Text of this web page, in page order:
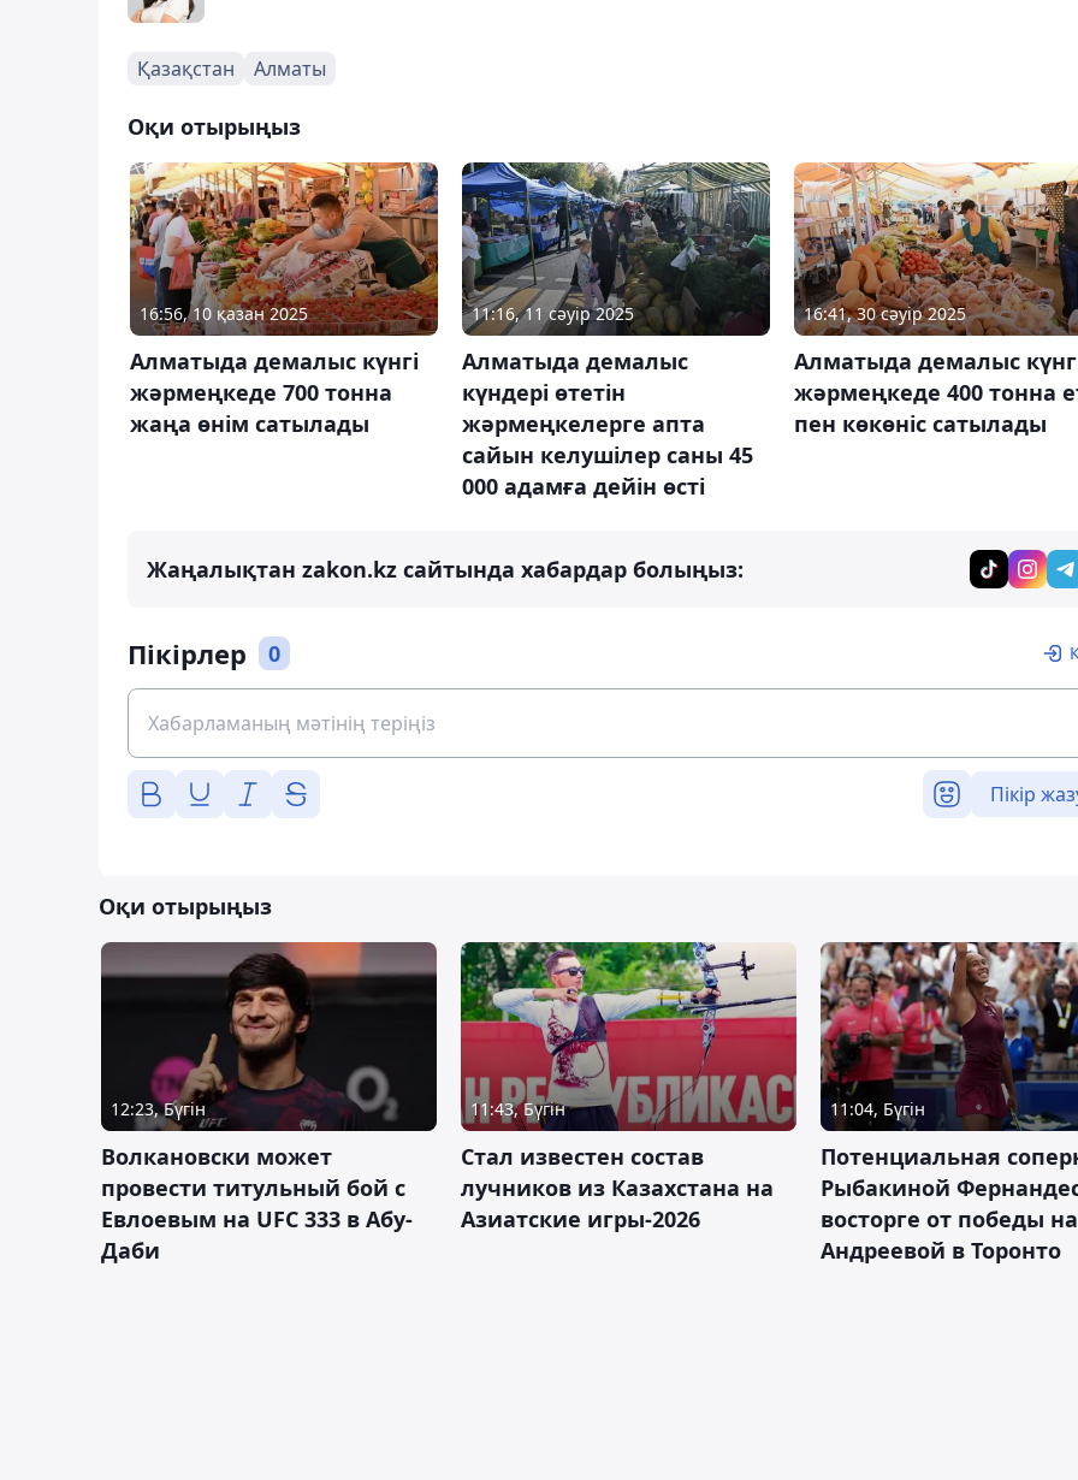
Қазақстан Алматы
Оқи отырыңыз
16:56, 10 қазан 2025
Алматыда демалыс күнгі
жәрмеңкеде 700 тонна
жаңа өнім сатылады
11:16, 11 сәуір 2025
Алматыда демалыс
күндері өтетін
жәрмеңкелерге апта
сайын келушілер саны 45
000 адамға дейін өсті
16:41, 30 сәуір 2025
Алматыда демалыс
жәрмеңкеде 400 тонна
пен көкөніс сатылады
Жаңалықтан zakon.kz сайтында хабардар болыңыз:
Пікірлер 0
Пікір
Оқи отырыңыз
12:23, Бүгін
Волкановски может
провести титульный бой с
Евлоевым на UFC 333 в Абу-
Даби
11:43, Бүгін
Стал известен состав
лучников из Казахстана на
Азиатские игры-2026
11:04, Бүгін
Потенциальная
Рыбакиной
восторге от победы
Андреевой в Торонто